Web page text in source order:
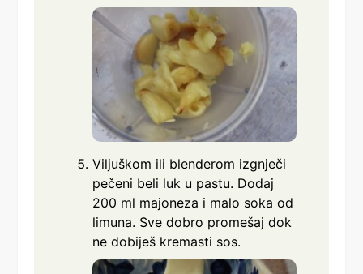
Viljuškom ili blenderom izgnječi
pečeni beli luk u pastu. Dodaj
200 ml majoneza i malo soka od
limuna. Sve dobro promešaj dok
ne dobiješ kremasti sos.